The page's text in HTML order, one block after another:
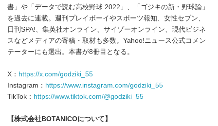
書」や「データで読む高校野球 2022」、「ゴジキの新・野球論」
を過去に連載。週刊プレイボーイやスポーツ報知、女性セブン、
日刊SPA!、集英社オンライン、サイゾーオンライン、現代ビジネ
スなどメディアの寄稿・取材も多数。Yahoo!ニュース公式コメン
テーターにも選出。本書が8冊目となる。
X： https://x.com/godziki_55
Instagram： https://www.instagram.com/godziki_55
TikTok： https://www.tiktok.com/@godziki_55
【株式会社BOTANICOについて】